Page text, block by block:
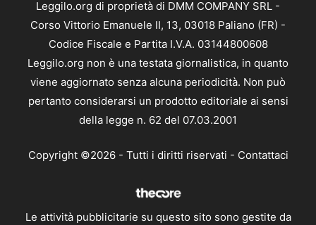
Leggilo.org di proprietà di DMM COMPANY SRL -
Corso Vittorio Emanuele II, 13, 03018 Paliano (FR) -
Codice Fiscale e Partita I.V.A. 03144800608
Leggilo.org non è una testata giornalistica, in quanto
viene aggiornato senza alcuna periodicità. Non può
pertanto considerarsi un prodotto editoriale ai sensi
della legge n. 62 del 07.03.2001
Copyright ©2026 - Tutti i diritti riservati - Contattaci
Le attività pubblicitarie su questo sito sono gestite da